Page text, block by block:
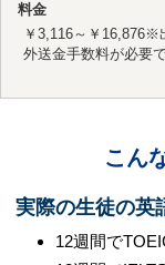
料金
￥3,116～￥16,876※
外送金手数料が必要で
こん
実際の生徒の英
12週間で